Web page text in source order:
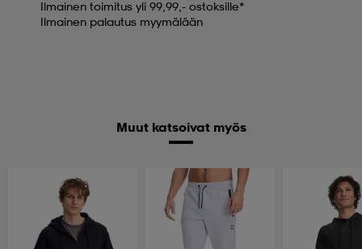
Ilmainen toimitus yli 99,99,- ostoksille*
Ilmainen palautus myymälään
Muut katsoivat myös